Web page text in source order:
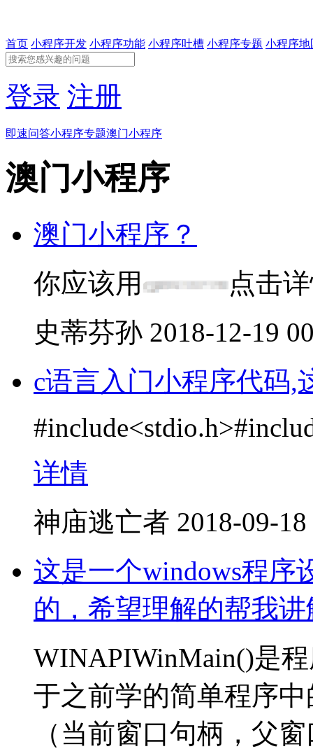
首页 小程序开发 小程序功能 小程序吐槽 小程序专题 小程序地
登录 注册
即速问答小程序专题澳门小程序
澳门小程序
澳门小程序？
你应该用
点击
史蒂芬孙 2018-12-19
c语言入门小程序代码,
详情
神庙逃亡者 2018-09-
这是一个windows程序
的，希望理解的帮我
WINAPIWinMain()是
于之前学的简单程序
（当前窗口句柄，父